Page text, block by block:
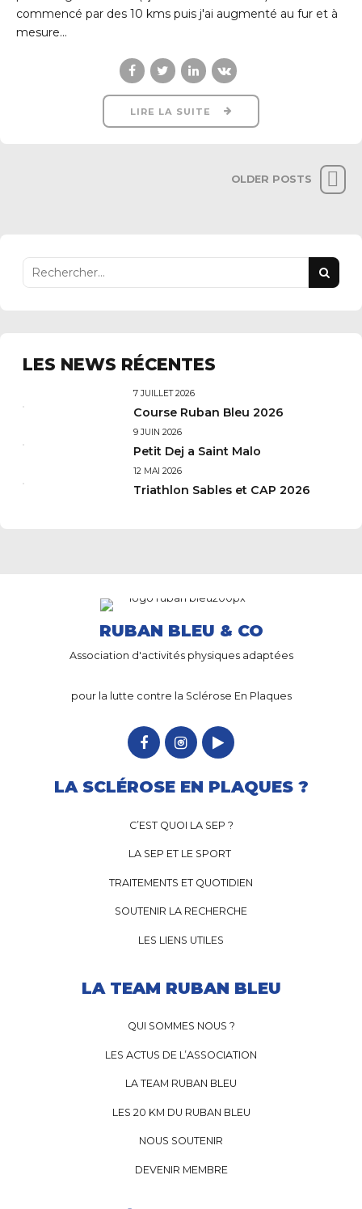
commencé par des 10 kms puis j'ai augmenté au fur et à
mesure...
LIRE LA SUITE
OLDER POSTS
LES NEWS RÉCENTES
7 JUILLET 2026
Course Ruban Bleu 2026
9 JUIN 2026
Petit Dej a Saint Malo
12 MAI 2026
Triathlon Sables et CAP 2026
RUBAN BLEU & CO
Association d'activités physiques adaptées
pour la lutte contre la Sclérose En Plaques
LA SCLÉROSE EN PLAQUES ?
C’EST QUOI LA SEP ?
LA SEP ET LE SPORT
TRAITEMENTS ET QUOTIDIEN
SOUTENIR LA RECHERCHE
LES LIENS UTILES
LA TEAM RUBAN BLEU
QUI SOMMES NOUS ?
LES ACTUS DE L’ASSOCIATION
LA TEAM RUBAN BLEU
LES 20 KM DU RUBAN BLEU
NOUS SOUTENIR
DEVENIR MEMBRE